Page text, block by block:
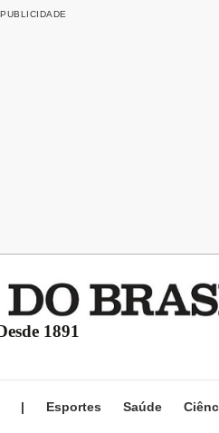
1891
| Esportes Saúde